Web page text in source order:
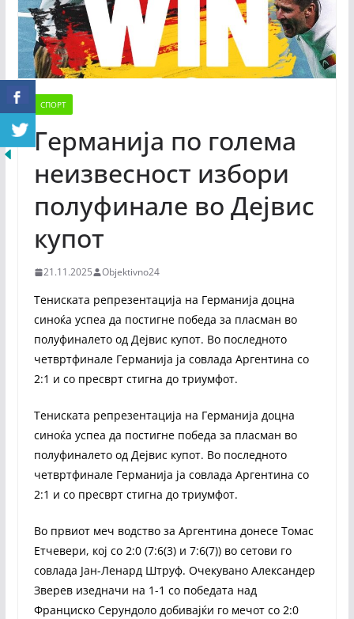
СПОРТ
Германија по голема
неизвесност избори
полуфинале во Дејвис
купот
21.11.2025 Objektivno24
Тениската репрезентација на Германија доцна
синоќа успеа да постигне победа за пласман во
полуфиналето од Дејвис купот. Во последното
четвртфинале Германија ја совлада Аргентина со
2:1 и со пресврт стигна до триумфот.
Тениската репрезентација на Германија доцна
синоќа успеа да постигне победа за пласман во
полуфиналето од Дејвис купот. Во последното
четвртфинале Германија ја совлада Аргентина со
2:1 и со пресврт стигна до триумфот.
Во првиот меч водство за Аргентина донесе Томас
Етчевери, кој со 2:0 (7:6(3) и 7:6(7)) во сетови го
совлада Јан-Ленард Штруф. Очекувано Александер
Зверев изедначи на 1-1 со победата над
Франциско Серундоло добивајќи го мечот со 2:0